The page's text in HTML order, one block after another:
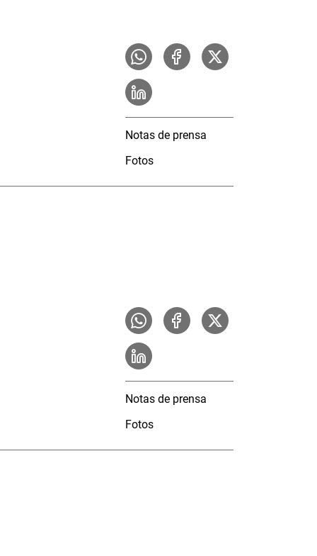
Notas de prensa
Fotos
Notas de prensa
Fotos